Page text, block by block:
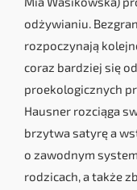
odżywianiu.
rozpoczynają
coraz bardziej się
proekologicznych
Hausner rozciąga
brzytwa satyrę a
o zawodnym
rodzicach, a także